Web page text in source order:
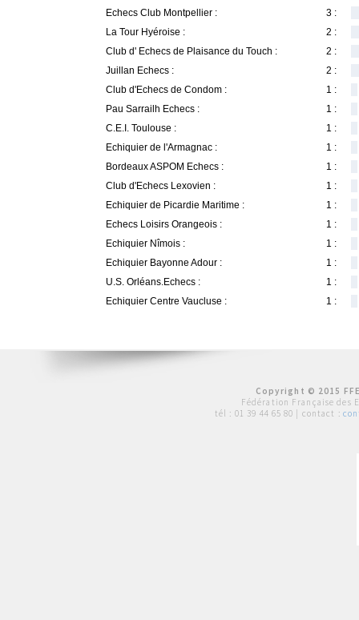
Echecs Club Montpellier :
3 :
La Tour Hyéroise :
2 :
Club d' Echecs de Plaisance du Touch :
2 :
Juillan Echecs :
2 :
Club d'Echecs de Condom :
1 :
Pau Sarrailh Echecs :
1 :
C.E.I. Toulouse :
1 :
Echiquier de l'Armagnac :
1 :
Bordeaux ASPOM Echecs :
1 :
Club d'Echecs Lexovien :
1 :
Echiquier de Picardie Maritime :
1 :
Echecs Loisirs Orangeois :
1 :
Echiquier Nîmois :
1 :
Echiquier Bayonne Adour :
1 :
U.S. Orléans.Echecs :
1 :
Echiquier Centre Vaucluse :
1 :
Copyright © 2015
Fédération Française des
tél : 01 39 44 65 80 | contact :